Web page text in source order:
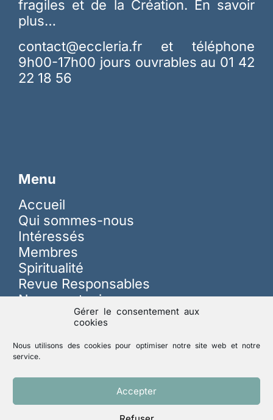
Gérer le consentement aux
cookies
Nous utilisons des cookies pour optimiser notre site web et notre
service.
Accepter
fragiles et de la Création. En savoir
plus…
contact@eccleria.fr et téléphone
9h00-17h00 jours ouvrables au 01 42
22 18 56
Menu
Accueil
Qui sommes-nous
Intéressés
Membres
Spiritualité
Revue Responsables
Nous soutenir
Lutte contre les abus